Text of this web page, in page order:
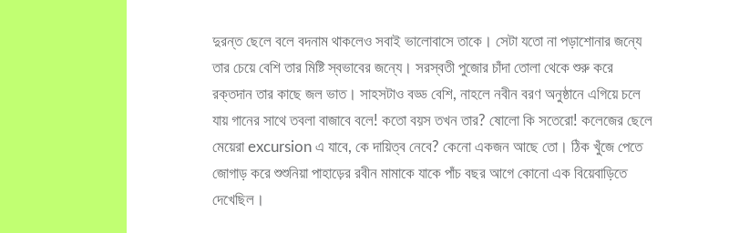
দুরন্ত ছেলে বলে বদনাম থাকলেও সবাই ভালোবাসে তাকে। সেটা যতো না পড়াশোনার জন্যে
তার চেয়ে বেশি তার মিষ্টি স্বভাবের জন্যে। সরস্বতী পুজোর চাঁদা তোলা থেকে শুরু করে
রক্তদান তার কাছে জল ভাত। সাহসটাও বড্ড বেশি, নাহলে নবীন বরণ অনুষ্ঠানে এগিয়ে চলে
যায় গানের সাথে তবলা বাজাবে বলে! কতো বয়স তখন তার? ষোলো কি সতেরো! কলেজের ছেলে
মেয়েরা excursion এ যাবে, কে দায়িত্ব নেবে? কেনো একজন আছে তো। ঠিক খুঁজে পেতে
জোগাড় করে শুশুনিয়া পাহাড়ের রবীন মামাকে যাকে পাঁচ বছর আগে কোনো এক বিয়েবাড়িতে
দেখেছিল।